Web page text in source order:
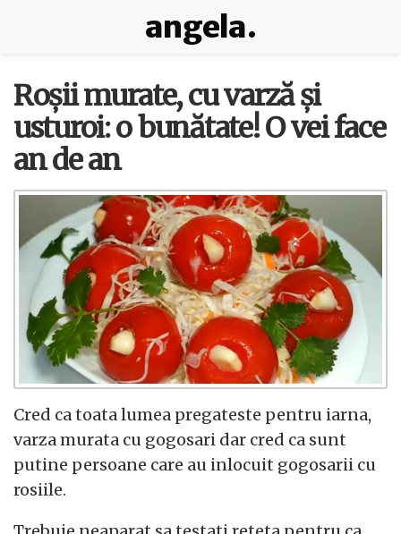
angela.
Roșii murate, cu varză și
usturoi: o bunătate! O vei face
an de an
Cred ca toata lumea pregateste pentru iarna,
varza murata cu gogosari dar cred ca sunt
putine persoane care au inlocuit gogosarii cu
rosiile.